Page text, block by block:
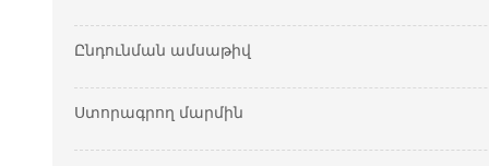
Ընդունման ամսաթիվ
Ստորագրող մարմին